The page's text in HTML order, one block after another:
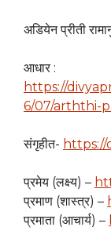
अडियेन प्रीती
आधार :
https://
6/07/arththi-
संगृहीत- https://
प्रमेय (लक्ष्य) –
प्रमाण (शास्त्र) –
प्रमाता (आचार्य) –